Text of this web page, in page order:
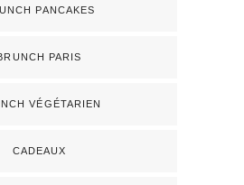
PANCAKES
PARIS
VÉGÉTARIEN
CADEAUX